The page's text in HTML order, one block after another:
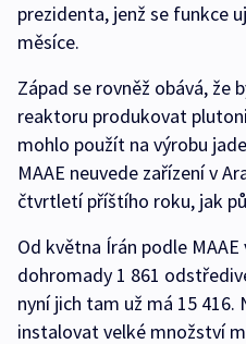
prezidenta, jenž se funkce
měsíce.
Západ se rovněž obává, že
reaktoru produkovat
mohlo použít na výrobu
MAAE neuvede zařízení v
čtvrtletí příštího roku, jak
Od května Írán podle
dohromady 1 861
nyní jich tam už má 15 416.
instalovat velké množství